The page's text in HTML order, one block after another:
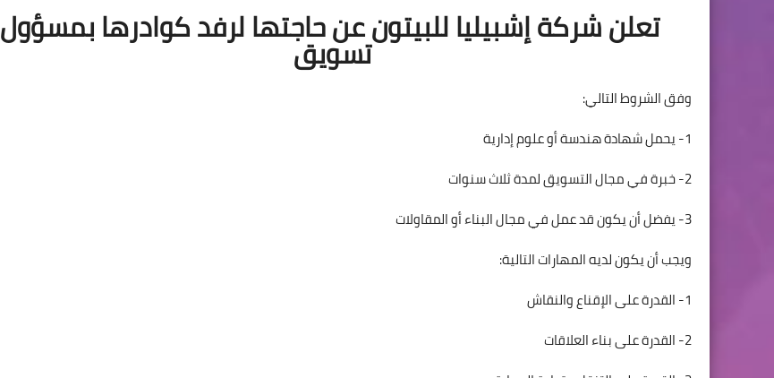
تعلن شركة إشبيليا للبيتون عن حاجتها لرفد كوادرها بمسؤول
تسويق
وفق الشروط التالي:
1- يحمل شهادة هندسة أو علوم إدارية
2- خبرة في مجال التسويق لمدة ثلاث سنوات
3- يفضل أن يكون قد عمل في مجال البناء أو المقاولات
ويجب أن يكون لديه المهارات التالية:
1- القدرة على الإقناع والنقاش
2- القدرة على بناء العلاقات